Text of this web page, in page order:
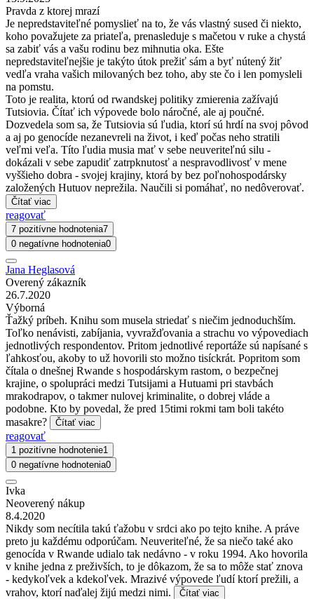
Pravda z ktorej mrazí
Je nepredstaviteľné pomyslieť na to, že vás vlastný sused či niekto,
koho považujete za priateľa, prenasleduje s mačetou v ruke a chystá
sa zabiť vás a vašu rodinu bez mihnutia oka. Ešte
nepredstaviteľnejšie je takýto útok prežiť sám a byť nútený žiť
vedľa vraha vašich milovaných bez toho, aby ste čo i len pomysleli
na pomstu.
Toto je realita, ktorú od rwandskej politiky zmierenia zažívajú
Tutsiovia. Čítať ich výpovede bolo náročné, ale aj poučné.
Dozvedela som sa, že Tutsiovia sú ľudia, ktorí sú hrdí na svoj pôvod
a aj po genocíde nezanevreli na život, i keď počas neho stratili
veľmi veľa. Títo ľudia musia mať v sebe neuveriteľnú silu -
dokázali v sebe zapudiť zatrpknutosť a nespravodlivosť v mene
vyššieho dobra - svojej krajiny, ktorá by bez poľnohospodársky
založených Hutuov neprežila. Naučili si pomáhať, no nedôverovať.
Čítať viac
reagovať
7 pozitívne hodnotenia7
0 negatívne hodnotenia0
Jana Heglasová
Overený zákazník
26.7.2020
Výborná
Ťažký príbeh. Knihu som musela striedať s niečim jednoduchším.
Toľko nenávisti, zabíjania, vyvražďovania a strachu vo výpovediach
jednotlivých respondentov. Pritom jednotlivé reportáže sú napísané s
ľahkosťou, akoby to už hovorili sto možno tisíckrát. Popritom som
čítala o dnešnej Rwande s hospodárskym rastom, o bezpečnej
krajine, o spolupráci medzi Tutsijami a Hutuami pri stavbách
mrakodrapov, o takmer nulovej kriminalite, o dobrej vláde a
podobne. Kto by povedal, že pred 15timi rokmi tam boli takéto
masakre?
Čítať viac
reagovať
1 pozitívne hodnotenie1
0 negatívne hodnotenia0
Ivka
Neoverený nákup
8.4.2020
Nikdy som necítila takú ťažobu v srdci ako po tejto knihe. A práve
preto ju každému odporúčam. Neuveriteľné, že sa niečo také ako
genocída v Rwande udialo tak nedávno - v roku 1994. Ako hovorila
v knihe jedna z preživších, to je dôkazom, že sa to môže stať znova
- kedykoľvek a kdekoľvek. Mrazivé výpovede ľudí ktorí prežili, a
vrahov, ktorí naďalej žijú medzi nimi.
Čítať viac